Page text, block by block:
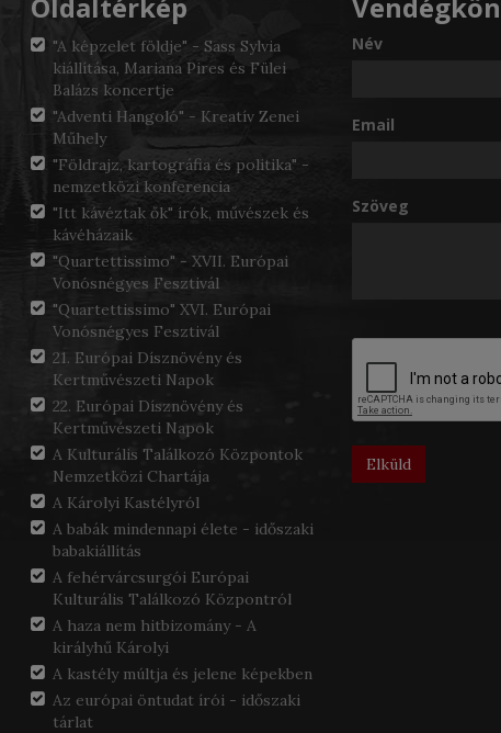
"A képzelet földje" - Sass Sylvia
kiállítása, Mariana Pires és Fülei
Balázs koncertje
"Adventi Hangoló" - Kreatív Zenei
Műhely
"Földrajz, kartográfia és politika" -
nemzetközi konferencia
"Itt kávéztak ők" írók, művészek és
kávéházaik
"Quartettissimo" - XVII. Európai
Vonósnégyes Fesztivál
"Quartettissimo" XVI. Európai
Vonósnégyes Fesztivál
21. Európai Dísznövény és
Kertművészeti Napok
22. Európai Dísznövény és
Kertművészeti Napok
A Kulturális Találkozó Központok
Nemzetközi Chartája
A Károlyi Kastélyról
A babák mindennapi élete - időszaki
babakiállítás
A fehérvárcsurgói Európai
Kulturális Találkozó Központról
A haza nem hitbizomány - A
királyhű Károlyi
A kastély múltja és jelene képekben
Az európai öntudat írói - időszaki
tárlat
Név
Email
Szöveg
Elküld